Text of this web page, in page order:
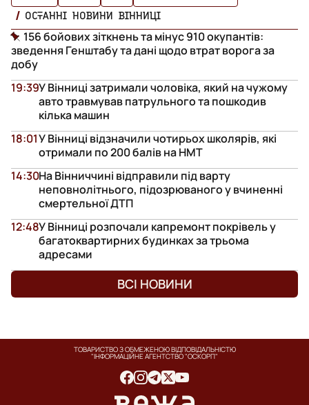
ОСТАННІ НОВИНИ ВІННИЦІ
156 бойових зіткнень та мінус 910 окупантів:
зведення Генштабу та дані щодо втрат ворога за
добу
У Вінниці затримали чоловіка, який на чужому
авто травмував патрульного та пошкодив
кілька машин
19:39
У Вінниці відзначили чотирьох школярів, які
отримали по 200 балів на НМТ
18:01
На Вінниччині відправили під варту
неповнолітнього, підозрюваного у вчиненні
смертельної ДТП
14:30
У Вінниці розпочали капремонт покрівель у
багатоквартирних будинках за трьома
адресами
12:48
ВСІ НОВИНИ
ТОВАРИСТВО З ОБМЕЖЕНОЮ ВІДПОВІДАЛЬНІСТЮ
"ІНФОРМАЦІЙНЕ АГЕНТСТВО "ОСКОРП"